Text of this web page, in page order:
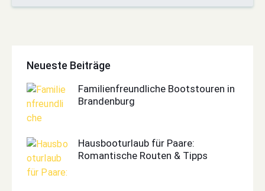
Neueste Beiträge
Familienfreundliche Bootstouren in
Brandenburg
Hausbooturlaub für Paare:
Romantische Routen & Tipps